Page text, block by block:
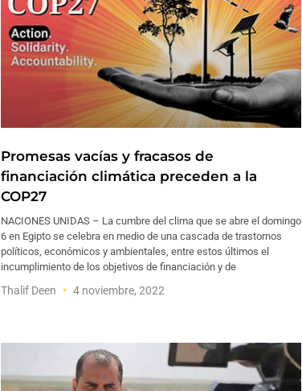
Promesas vacías y fracasos de
financiación climática preceden a la
COP27
NACIONES UNIDAS – La cumbre del clima que se abre el domingo
6 en Egipto se celebra en medio de una cascada de trastornos
políticos, económicos y ambientales, entre estos últimos el
incumplimiento de los objetivos de financiación y de
Thalif Deen 4 noviembre, 2022